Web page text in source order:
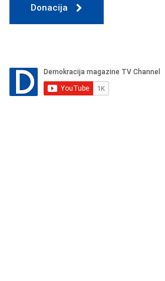
Donacija